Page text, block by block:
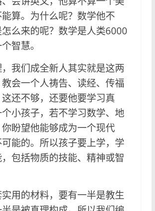
算。为什么呢？数学他不
么来的呢？数学是人类6000
智慧。
我们成全新人其实就是这两
会一个人祷告、读经、传福
还不够，还要他要学习真
小孩子，若不学习数学、地
盼望他能够成为一个现代
能的。所以孩子要上学，学
包括物质的技能、精神或智
用的材料，要有一半是教生